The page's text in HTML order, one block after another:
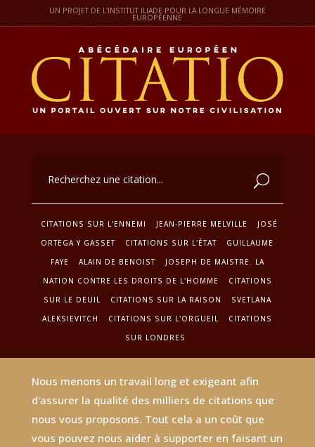
UN PROJET DE L'INSTITUT ILIADE POUR LA LONGUE MÉMOIRE
EUROPÉENNE
CITATIONS SUR L'ENNEMI JEAN-PIERRE MELVILLE
JOSÉ
ORTEGA Y GASSET
CITATIONS SUR L'ÉTAT
GUILLAUME
FAYE
ALAIN DE BENOIST
JOSEPH DE MAISTRE. LA
NATION CONTRE LES DROITS DE L'HOMME
CITATIONS
SUR LE DEUIL
CITATIONS SUR LA RAISON
SVETLANA
ALEKSIEVITCH
CITATIONS SUR L'ORGUEIL
CITATIONS
SUR LONDRES
Nous menons un travail long et exigeant afin
d'assurer la qualité des milliers de citations que
nous vous proposons. Tout cela a un coût que
vous pouvez nous aider à supporter en faisant un